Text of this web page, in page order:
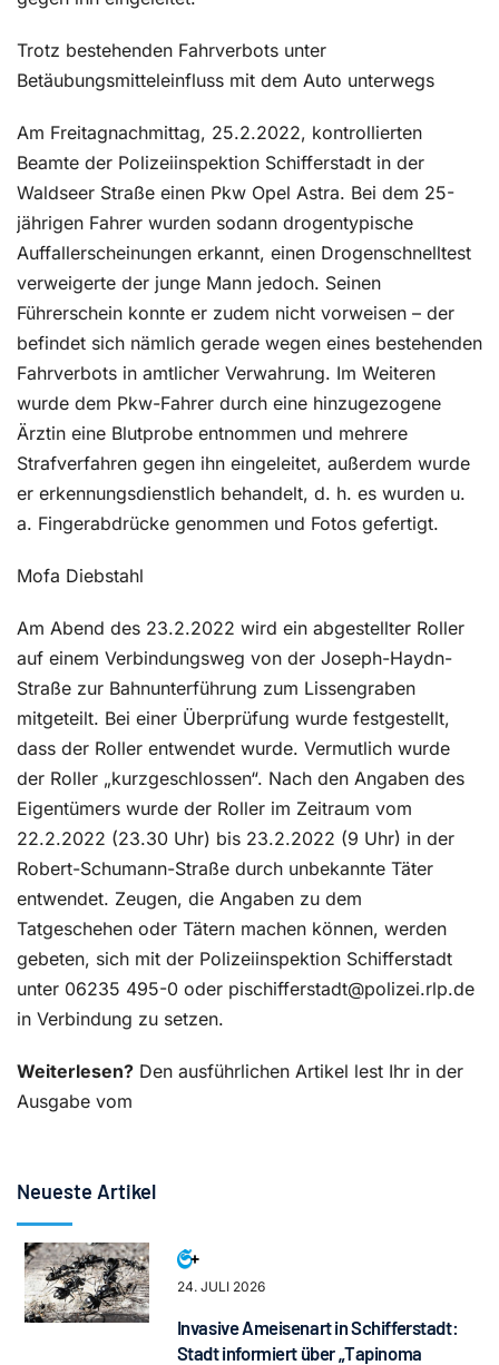
Trotz bestehenden Fahrverbots unter
Betäubungsmitteleinfluss mit dem Auto unterwegs
Am Freitagnachmittag, 25.2.2022, kontrollierten
Beamte der Polizeiinspektion Schifferstadt in der
Waldseer Straße einen Pkw Opel Astra. Bei dem 25-
jährigen Fahrer wurden sodann drogentypische
Auffallerscheinungen erkannt, einen Drogenschnelltest
verweigerte der junge Mann jedoch. Seinen
Führerschein konnte er zudem nicht vorweisen – der
befindet sich nämlich gerade wegen eines bestehenden
Fahrverbots in amtlicher Verwahrung. Im Weiteren
wurde dem Pkw-Fahrer durch eine hinzugezogene
Ärztin eine Blutprobe entnommen und mehrere
Strafverfahren gegen ihn eingeleitet, außerdem wurde
er erkennungsdienstlich behandelt, d. h. es wurden u.
a. Fingerabdrücke genommen und Fotos gefertigt.
Mofa Diebstahl
Am Abend des 23.2.2022 wird ein abgestellter Roller
auf einem Verbindungsweg von der Joseph-Haydn-
Straße zur Bahnunterführung zum Lissengraben
mitgeteilt. Bei einer Überprüfung wurde festgestellt,
dass der Roller entwendet wurde. Vermutlich wurde
der Roller „kurzgeschlossen“. Nach den Angaben des
Eigentümers wurde der Roller im Zeitraum vom
22.2.2022 (23.30 Uhr) bis 23.2.2022 (9 Uhr) in der
Robert-Schumann-Straße durch unbekannte Täter
entwendet. Zeugen, die Angaben zu dem
Tatgeschehen oder Tätern machen können, werden
gebeten, sich mit der Polizeiinspektion Schifferstadt
unter 06235 495-0 oder pischifferstadt@polizei.rlp.de
in Verbindung zu setzen.
Weiterlesen? Den ausführlichen Artikel lest Ihr in der
Ausgabe vom
Neueste Artikel
24. JULI 2026
Invasive Ameisenart in Schifferstadt:
Stadt informiert über „Tapinoma